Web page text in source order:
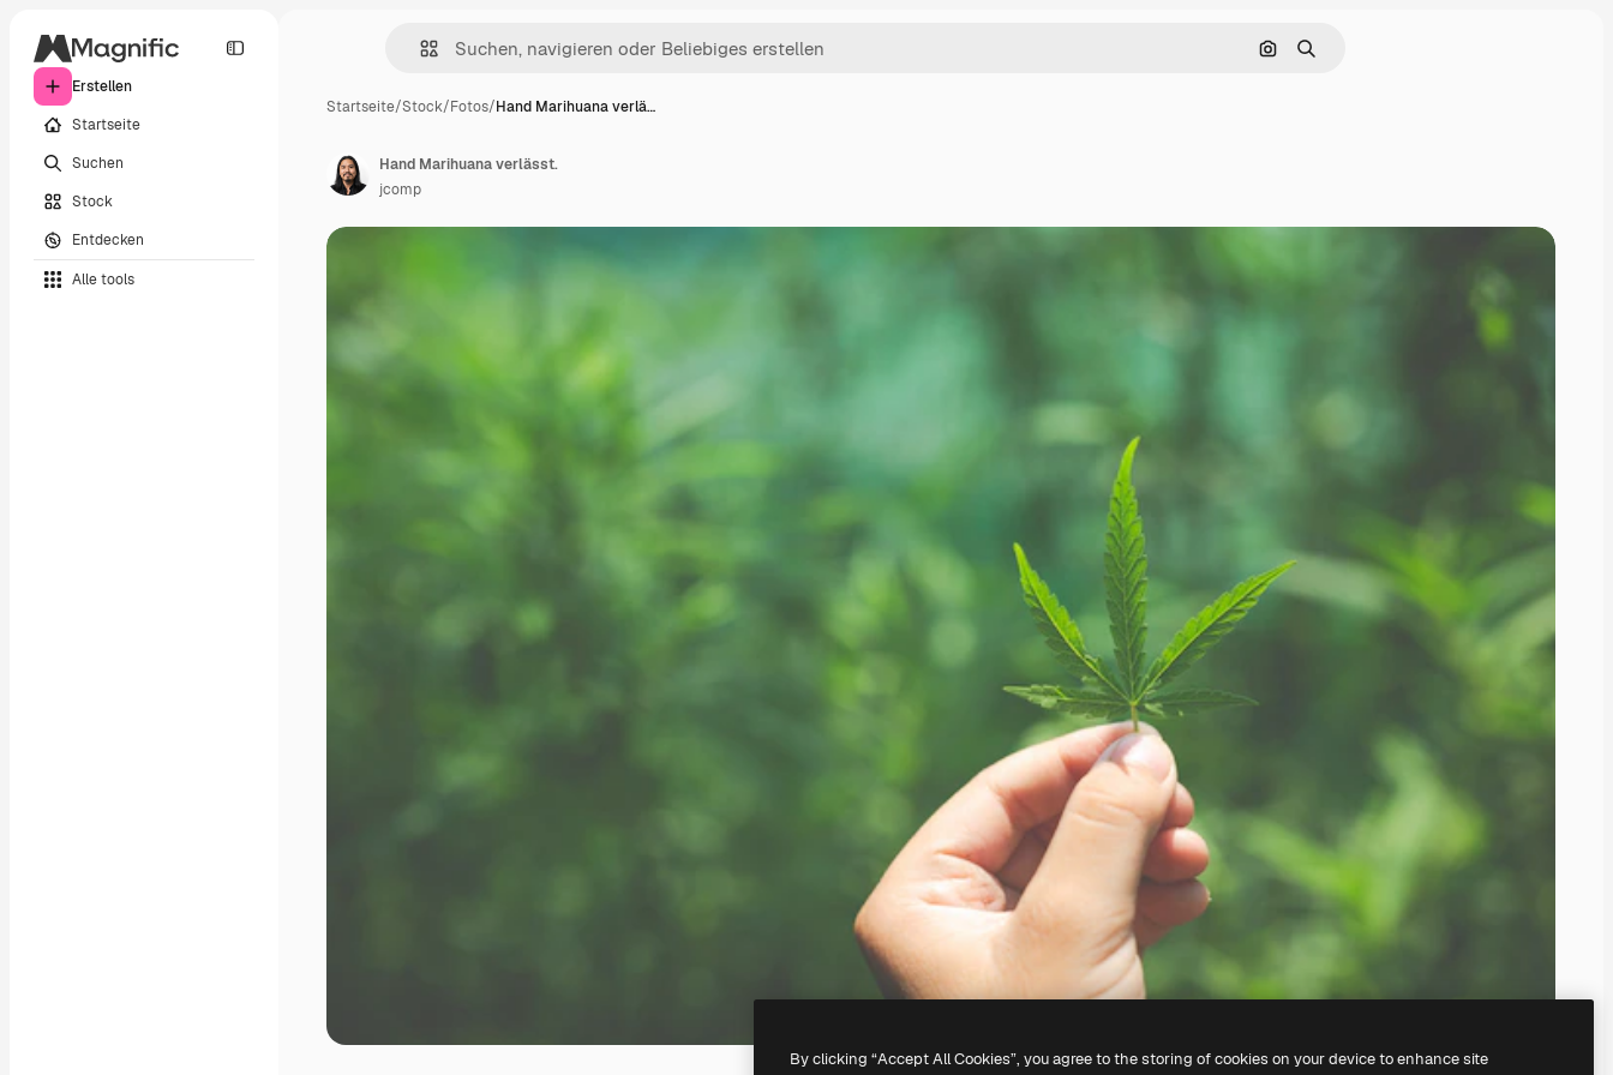
Erstellen
Startseite
Suchen
Stock
Entdecken
Alle tools
Nach Bild suchen
Suchen
Startseite/Stock/Fotos/Hand Marihuana verlä…
Hand Marihuana verlässt.
jcomp
By clicking “Accept All Cookies”, you agree to the storing of cookies on your device to enhance site